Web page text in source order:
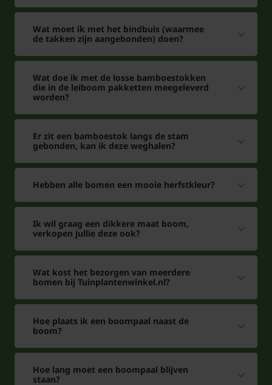
Wat moet ik met het bindbuis (waarmee
de takken zijn aangebonden) doen?
Wat doe ik met de losse bamboestokken
die in de leiboom pakketten meegeleverd
worden?
Er zit een bamboestok langs de stam
gebonden, kan ik deze weghalen?
Hebben alle bomen een mooie herfstkleur?
Ik wil graag een dikkere maat boom,
verkopen jullie deze ook?
Wat kost het bezorgen van meerdere
bomen bij Tuinplantenwinkel.nl?
Hoe plaats ik een boompaal naast de
boom?
Hoe lang moet een boompaal blijven
staan?